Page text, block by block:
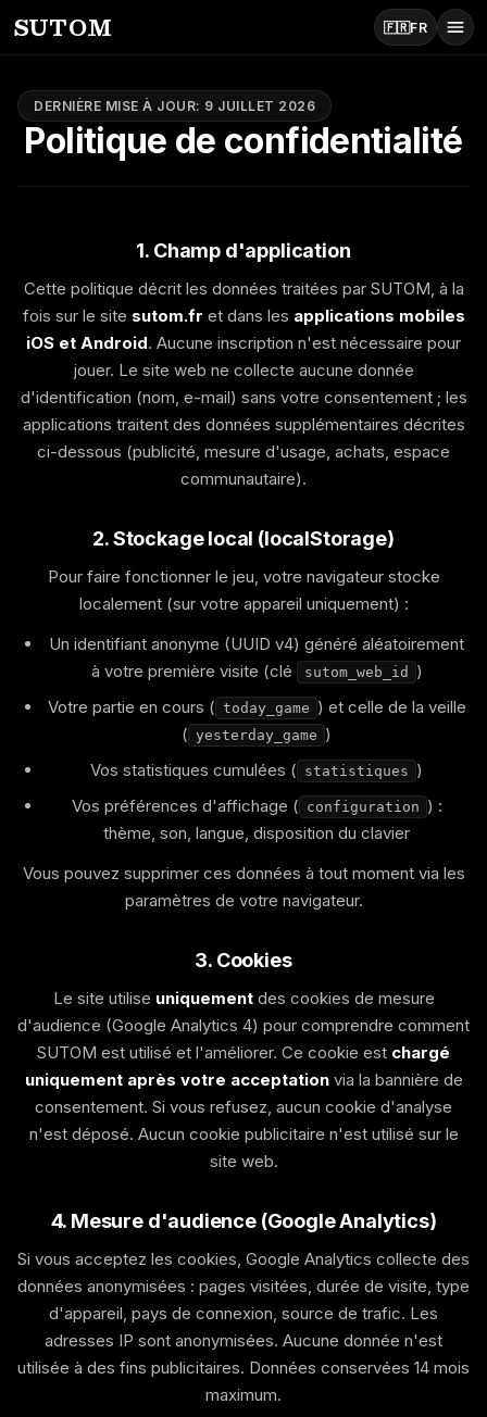
SUTOM 🇫🇷FR
Mot du jour
Application
DERNIÈRE MISE À JOUR: 9 JUILLET 2026
Politique de confidentialité
1. Champ d'application
Cette politique décrit les données traitées par SUTOM, à la
fois sur le site sutom.fr et dans les applications mobiles
iOS et Android. Aucune inscription n'est nécessaire pour
jouer. Le site web ne collecte aucune donnée
d'identification (nom, e-mail) sans votre consentement ; les
applications traitent des données supplémentaires décrites
ci-dessous (publicité, mesure d'usage, achats, espace
communautaire).
2. Stockage local (localStorage)
Pour faire fonctionner le jeu, votre navigateur stocke
localement (sur votre appareil uniquement) :
Un identifiant anonyme (UUID v4) généré aléatoirement
à votre première visite (clé
sutom_web_id
)
Votre partie en cours ( today_game ) et celle de la veille
( yesterday_game )
Vos statistiques cumulées ( statistiques )
Vos préférences d'affichage ( configuration ) :
thème, son, langue, disposition du clavier
Vous pouvez supprimer ces données à tout moment via les
paramètres de votre navigateur.
3. Cookies
Le site utilise uniquementdes cookies de mesure
d'audience (Google Analytics 4) pour comprendre comment
SUTOM est utilisé et l'améliorer. Ce cookie est chargé
uniquement après votre acceptationvia la bannière de
consentement. Si vous refusez, aucun cookie d'analyse
n'est déposé. Aucun cookie publicitaire n'est utilisé sur le
site web.
4. Mesure d'audience (Google Analytics)
Si vous acceptez les cookies, Google Analytics collecte des
données anonymisées : pages visitées, durée de visite, type
d'appareil, pays de connexion, source de trafic. Les
adresses IP sont anonymisées. Aucune donnée n'est
utilisée à des fins publicitaires. Données conservées 14 mois
maximum.